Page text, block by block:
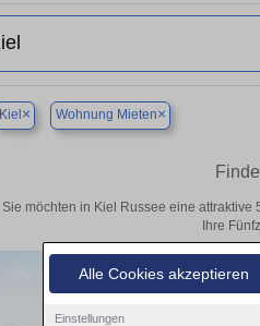
Alle Cookies akzeptieren
Einstellungen
Kiel × Wohnung Mieten×
Sie möchten in Kiel Russee eine
Ihre